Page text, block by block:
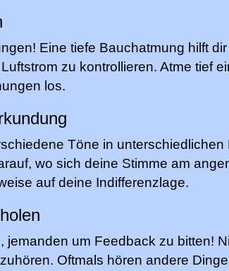
Eine tiefe Bauchatmung hilft
zu kontrollieren. Atme tief
los.
Töne in unterschiedlichen
wo sich deine Stimme am
auf deine Indifferenzlage.
jemanden um Feedback zu bitten!
Oftmals hören andere